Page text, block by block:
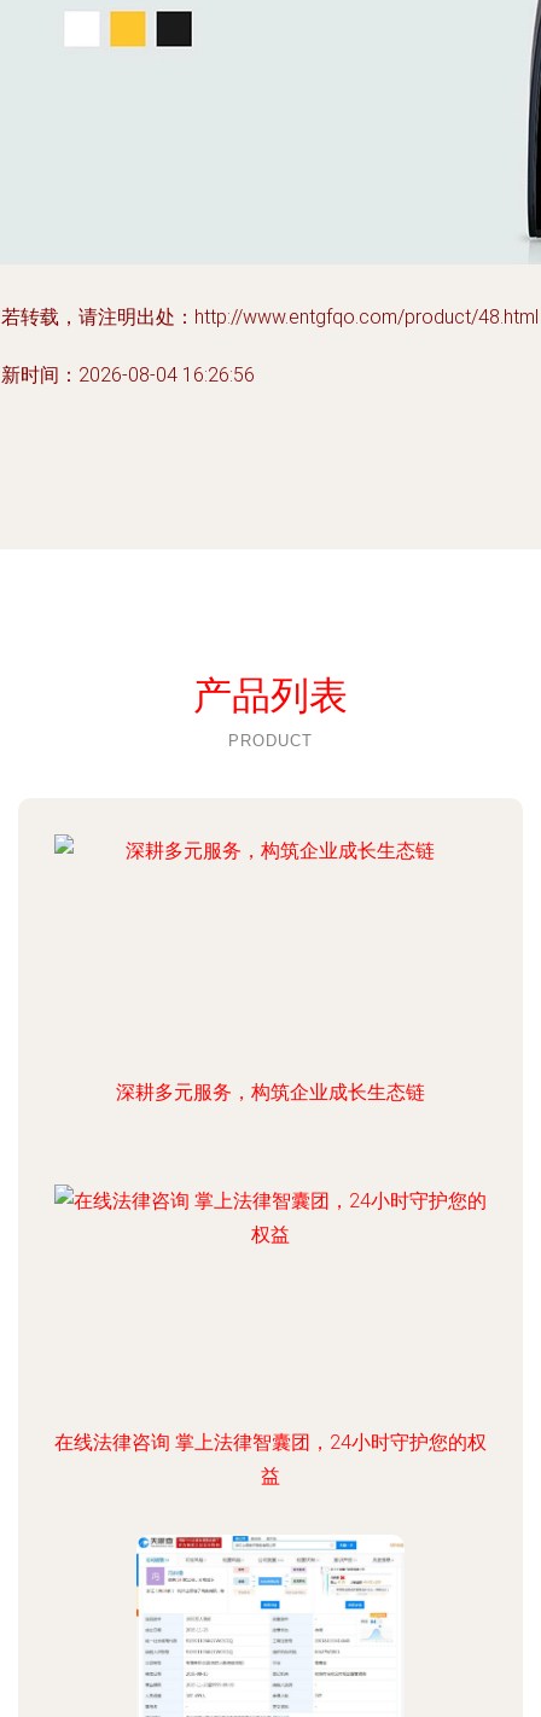
转载，请注明出处：http://www.entgfqo.com/product/48.html
时间：2026-08-04 16:26:56
产品列表
PRODUCT
深耕多元服务，构筑企业成长生态链
在线法律咨询 掌上法律智囊团，24小时守护您的权
益